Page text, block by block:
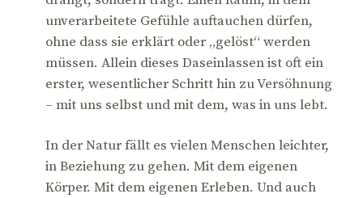
unverarbeitete Gefühle auftauchen dürfen,
ohne dass sie erklärt oder „gelöst“ werden
müssen. Allein dieses Daseinlassen ist oft ein
erster, wesentlicher Schritt hin zu Versöhnung
– mit uns selbst und mit dem, was in uns lebt.
In der Natur fällt es vielen Menschen leichter,
in Beziehung zu gehen. Mit dem eigenen
Körper. Mit dem eigenen Erleben. Und auch